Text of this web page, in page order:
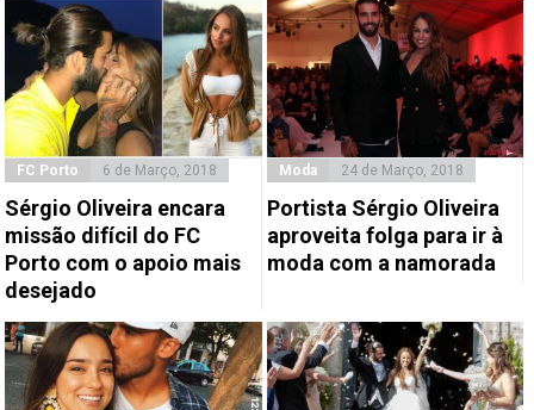
FC Porto 6 de Março, 2018
Sérgio Oliveira encara
missão difícil do FC
Porto com o apoio mais
desejado
Moda 24 de Março, 2018
Portista Sérgio Oliveira
aproveita folga para ir à
moda com a namorada